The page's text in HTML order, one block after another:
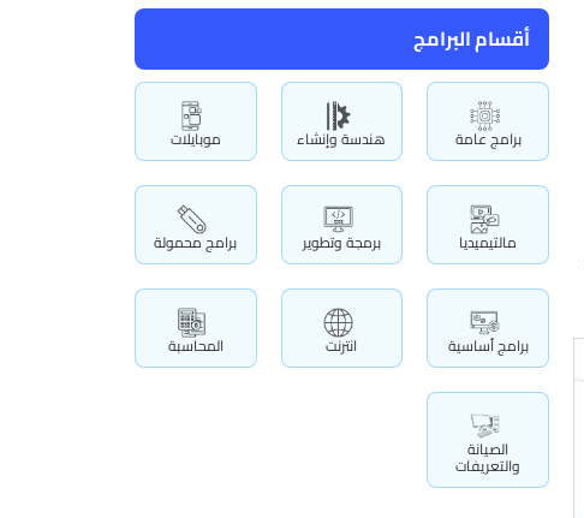
أقسام البرامج
برامج عامة هندسة وإنشاء موبايلات
مالتيميديا برمجة وتطوير برامج محمولة
برامج أساسية انترنت المحاسبة
الصيانة
والتعريفات